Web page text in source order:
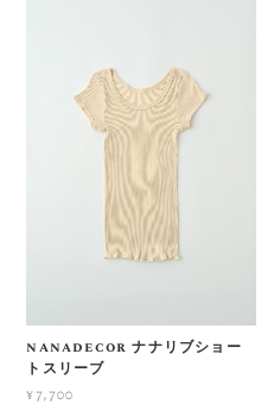
nanadecor ナナリブショー
トスリーブ
¥7,700